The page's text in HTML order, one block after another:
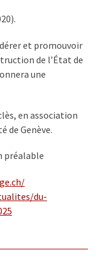
et promouvoir
de l’État de
une
en association
de Genève.
préalable
du-